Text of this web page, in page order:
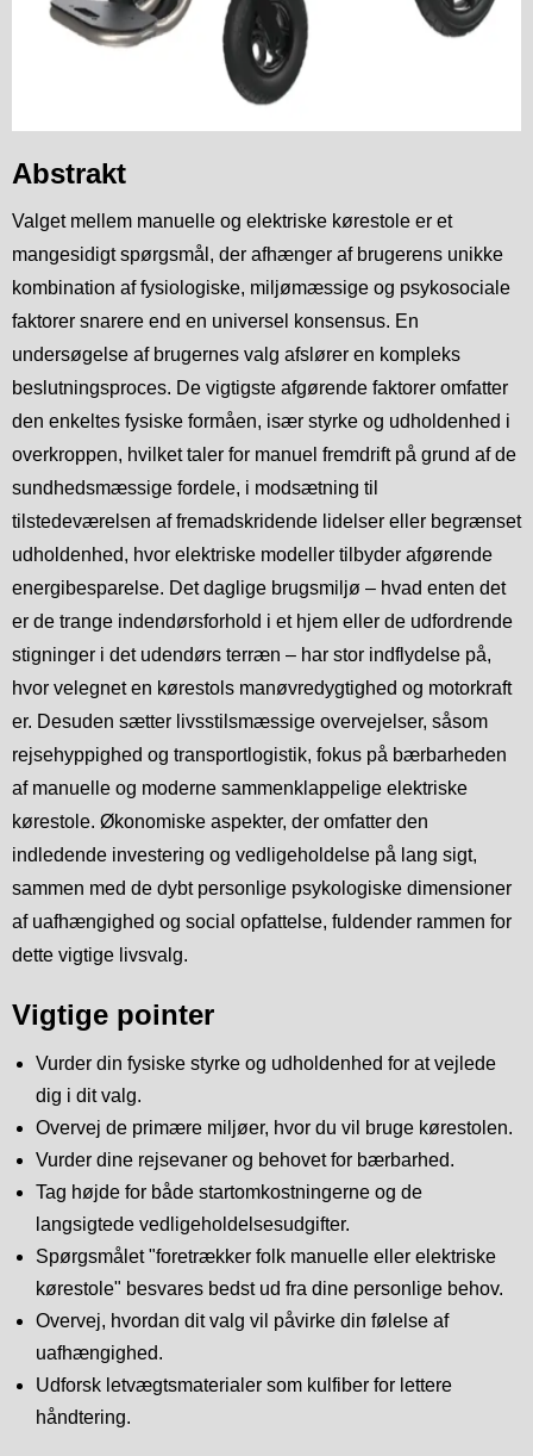
Abstrakt
Valget mellem manuelle og elektriske kørestole er et
mangesidigt spørgsmål, der afhænger af brugerens unikke
kombination af fysiologiske, miljømæssige og psykosociale
faktorer snarere end en universel konsensus. En
undersøgelse af brugernes valg afslører en kompleks
beslutningsproces. De vigtigste afgørende faktorer omfatter
den enkeltes fysiske formåen, især styrke og udholdenhed i
overkroppen, hvilket taler for manuel fremdrift på grund af de
sundhedsmæssige fordele, i modsætning til
tilstedeværelsen af fremadskridende lidelser eller begrænset
udholdenhed, hvor elektriske modeller tilbyder afgørende
energibesparelse. Det daglige brugsmiljø – hvad enten det
er de trange indendørsforhold i et hjem eller de udfordrende
stigninger i det udendørs terræn – har stor indflydelse på,
hvor velegnet en kørestols manøvredygtighed og motorkraft
er. Desuden sætter livsstilsmæssige overvejelser, såsom
rejsehyppighed og transportlogistik, fokus på bærbarheden
af manuelle og moderne sammenklappelige elektriske
kørestole. Økonomiske aspekter, der omfatter den
indledende investering og vedligeholdelse på lang sigt,
sammen med de dybt personlige psykologiske dimensioner
af uafhængighed og social opfattelse, fuldender rammen for
dette vigtige livsvalg.
Vigtige pointer
Vurder din fysiske styrke og udholdenhed for at vejlede
dig i dit valg.
Overvej de primære miljøer, hvor du vil bruge kørestolen.
Vurder dine rejsevaner og behovet for bærbarhed.
Tag højde for både startomkostningerne og de
langsigtede vedligeholdelsesudgifter.
Spørgsmålet "foretrækker folk manuelle eller elektriske
kørestole" besvares bedst ud fra dine personlige behov.
Overvej, hvordan dit valg vil påvirke din følelse af
uafhængighed.
Udforsk letvægtsmaterialer som kulfiber for lettere
håndtering.